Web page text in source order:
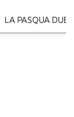
LA PASQUA DUE